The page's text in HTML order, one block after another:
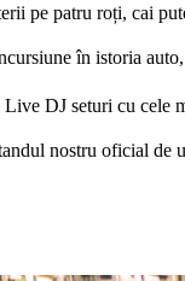
pe patru roți, cai
în istoria
Live DJ seturi cu cele
nostru oficial de